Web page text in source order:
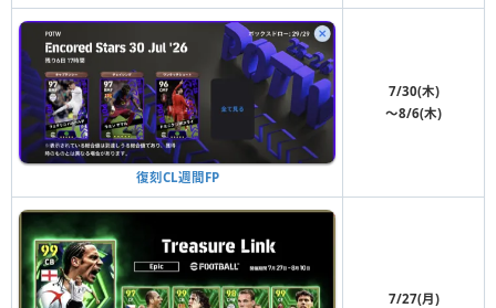
復刻CL週間FP
7/30(木)
〜8/6(木)
7/27(月)